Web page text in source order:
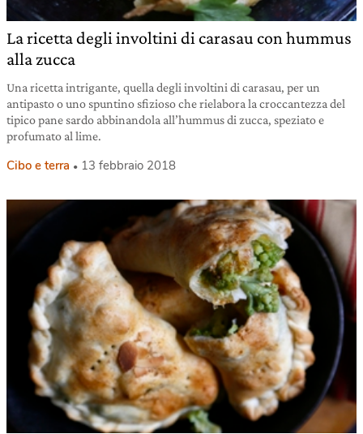
La ricetta degli involtini di carasau con hummus
alla zucca
Una ricetta intrigante, quella degli involtini di carasau, per un
antipasto o uno spuntino sfizioso che rielabora la croccantezza del
tipico pane sardo abbinandola all’hummus di zucca, speziato e
profumato al lime.
Cibo e terra 13 febbraio 2018